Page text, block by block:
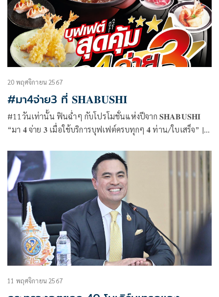
20 พฤศจิกายน 2567
#มา4จ่าย3 ที่ 𝐒𝐇𝐀𝐁𝐔𝐒𝐇𝐈
#11วันเท่านั้น ฟินฉ่ำๆ กับโปรโมชั่นแห่งปีจาก 𝐒𝐇𝐀𝐁𝐔𝐒𝐇𝐈
“มา 𝟒 จ่าย 𝟑 เมื่อใช้บริการบุฟเฟต์ครบทุกๆ 𝟒 ท่าน/ใบเสร็จ” |
ได้ที่ 𝐒𝐇𝐀𝐁𝐔𝐒𝐇𝐈 ทั่วประเทศ
11 พฤศจิกายน 2567